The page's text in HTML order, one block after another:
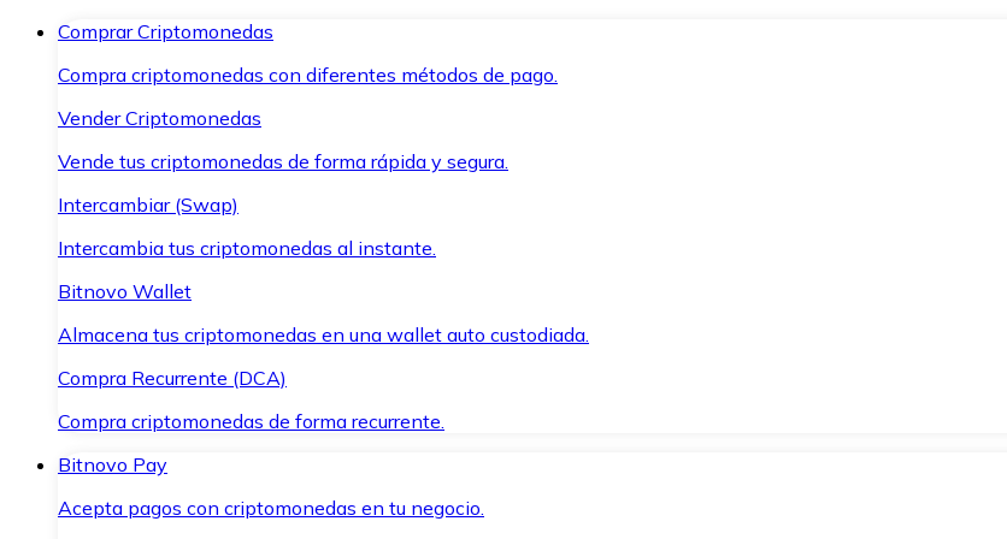
Comprar Criptomonedas
Compra criptomonedas con diferentes métodos de pago.
Vender Criptomonedas
Vende tus criptomonedas de forma rápida y segura.
Intercambiar (Swap)
Intercambia tus criptomonedas al instante.
Bitnovo Wallet
Almacena tus criptomonedas en una wallet auto custodiada.
Compra Recurrente (DCA)
Compra criptomonedas de forma recurrente.
Bitnovo Pay
Acepta pagos con criptomonedas en tu negocio.